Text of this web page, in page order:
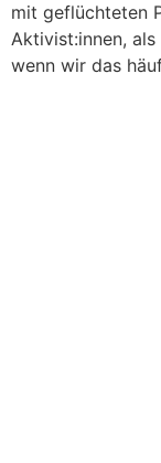
mit geflüchteten
Aktivist:innen, als
wenn wir das